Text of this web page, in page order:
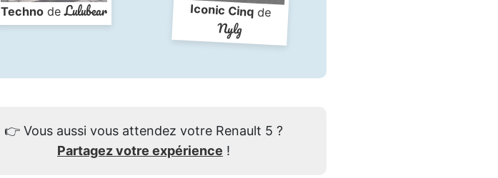
Techno deLulubear Iconic Cinqde
Nylg
👉 Vous aussi vous attendez votre Renault 5 ?
Partagez votre expérience !